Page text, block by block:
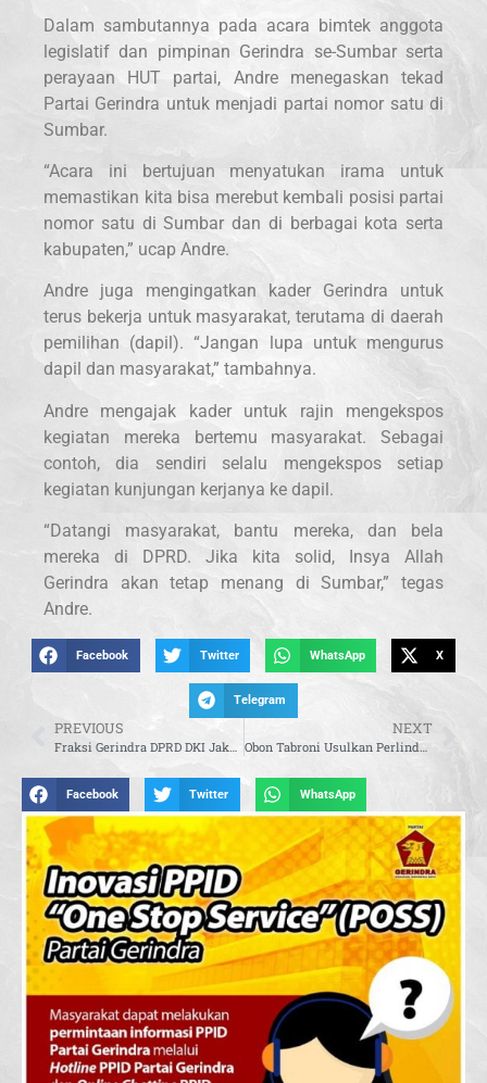
Dalam sambutannya pada acara bimtek anggota
legislatif dan pimpinan Gerindra se-Sumbar serta
perayaan HUT partai, Andre menegaskan tekad
Partai Gerindra untuk menjadi partai nomor satu di
Sumbar.
“Acara ini bertujuan menyatukan irama untuk
memastikan kita bisa merebut kembali posisi partai
nomor satu di Sumbar dan di berbagai kota serta
kabupaten,” ucap Andre.
Andre juga mengingatkan kader Gerindra untuk
terus bekerja untuk masyarakat, terutama di daerah
pemilihan (dapil). “Jangan lupa untuk mengurus
dapil dan masyarakat,” tambahnya.
Andre mengajak kader untuk rajin mengekspos
kegiatan mereka bertemu masyarakat. Sebagai
contoh, dia sendiri selalu mengekspos setiap
kegiatan kunjungan kerjanya ke dapil.
“Datangi masyarakat, bantu mereka, dan bela
mereka di DPRD. Jika kita solid, Insya Allah
Gerindra akan tetap menang di Sumbar,” tegas
Andre.
Facebook Twitter WhatsApp X
Telegram
PREVIOUS NEXT
Obon Tabroni Usulkan Perlindungan BPJS Kesehatan bagi Korban Kejahatan
Facebook Twitter WhatsApp